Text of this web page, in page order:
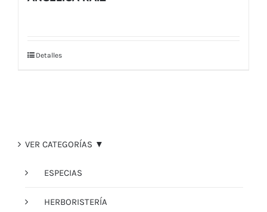
Detalles
VER CATEGORÍAS ▼
ESPECIAS
HERBORISTERÍA